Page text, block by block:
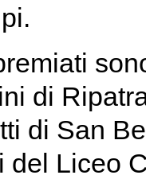
di
di San
del Liceo